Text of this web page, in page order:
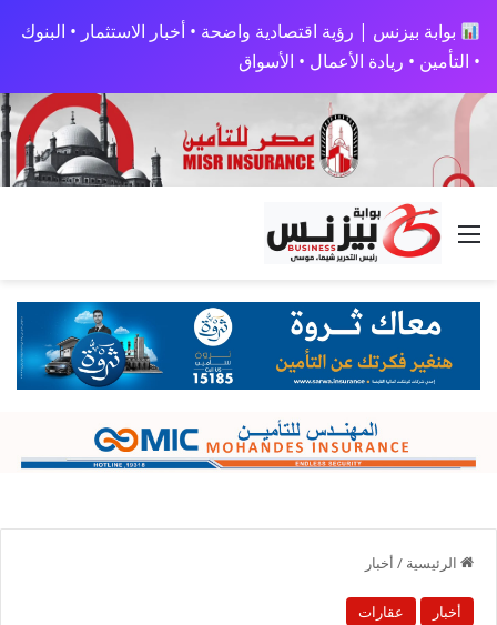
بوابة بيزنس | رؤية اقتصادية واضحة • أخبار الاستثمار • البنوك
• التأمين • ريادة الأعمال • الأسواق
القائمة
الرئيسية / أخبار
أخبار عقارات